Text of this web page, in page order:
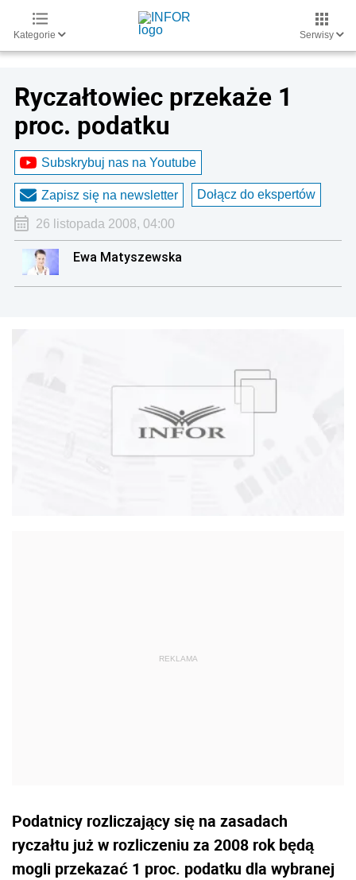
Kategorie Serwisy
Ryczałtowiec przekaże 1
proc. podatku
Subskrybuj nas na Youtube
Zapisz się na newsletter Dołącz do ekspertów
26 listopada 2008, 04:00
Ewa Matyszewska
Podatnicy rozliczający się na zasadach
ryczałtu już w rozliczeniu za 2008 rok będą
mogli przekazać 1 proc. podatku dla wybranej